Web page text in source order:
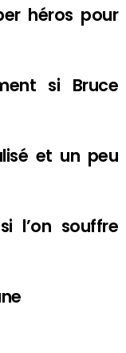
héros pour
si Bruce
et un peu
l’on souffre